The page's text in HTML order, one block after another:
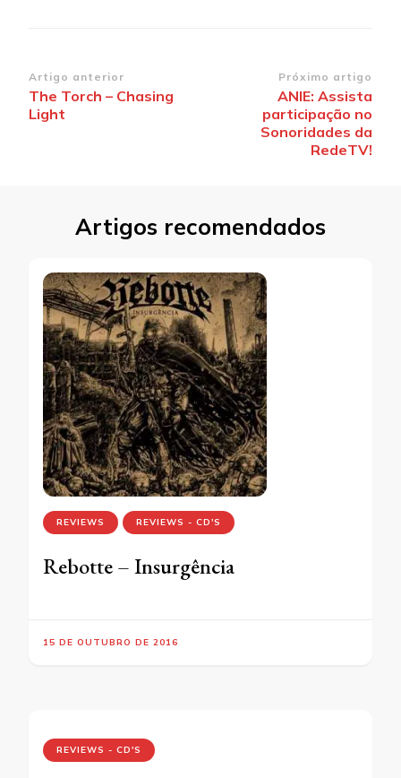
Navegação
de
Artigo anterior
The Torch – Chasing
Light
Próximo artigo
ANIE: Assista
participação no
Sonoridades da
RedeTV!
Artigos recomendados
REVIEWS REVIEWS - CD'S
Rebotte – Insurgência
15 DE OUTUBRO DE 2016
REVIEWS - CD'S